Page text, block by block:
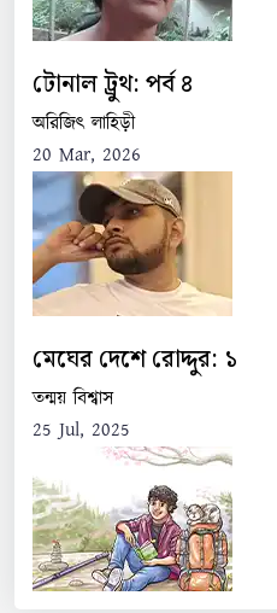
টোনাল ট্রুথ: পর্ব ৪
অরিজিৎ লাহিড়ী
20 Mar, 2026
মেঘের দেশে রোদ্দুর: ১
তন্ময় বিশ্বাস
25 Jul, 2025